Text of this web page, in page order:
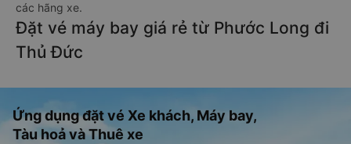
các hãng xe.
Đặt vé máy bay giá rẻ từ Phước Long đi
Thủ Đức
Ứng dụng đặt vé Xe khách, Máy bay,
Tàu hoả và Thuê xe